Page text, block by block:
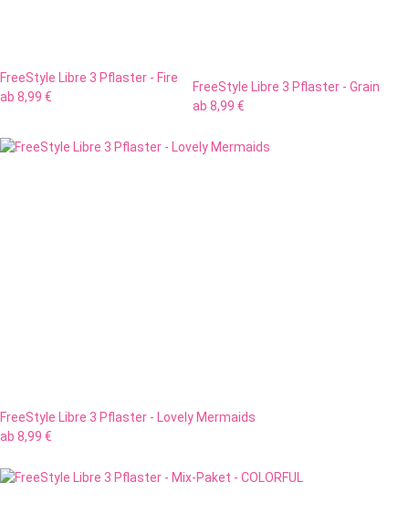
FreeStyle Libre 3 Pflaster - Fire
ab 8,99 €
FreeStyle Libre 3 Pflaster - Grain
ab 8,99 €
FreeStyle Libre 3 Pflaster - Lovely Mermaids
ab 8,99 €